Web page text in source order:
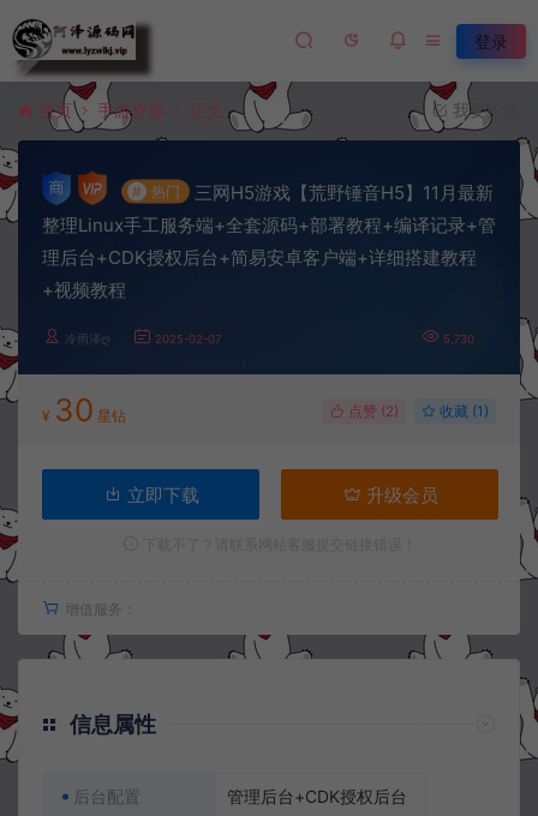
登录
首页 手游资源 正文 我要投稿
# 热门
三网H5游戏【荒野锤音H5】11月最新
整理Linux手工服务端+全套源码+部署教程+编译记录+管
理后台+CDK授权后台+简易安卓客户端+详细搭建教程
+视频教程
冷雨泽ღ 2025-02-07 5,730
¥ 30 星钻 点赞 (2) 收藏 (1)
立即下载 升级会员
增值服务：
信息属性
后台配置 管理后台+CDK授权后台